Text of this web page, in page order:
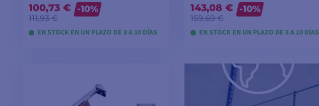
100,73 €
111,93 €
-10%
EN STOCK EN UN PLAZO DE 8 A 10 DÍAS
143,08 €
159,69 €
-10%
EN STOCK EN UN PLAZO DE 8 A 10 DÍAS
VER MODELOS